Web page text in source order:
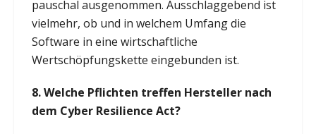
pauschal ausgenommen. Ausschlaggebend ist
vielmehr, ob und in welchem Umfang die
Software in eine wirtschaftliche
Wertschöpfungskette eingebunden ist.
8. Welche Pflichten treffen Hersteller nach
dem Cyber Resilience Act?